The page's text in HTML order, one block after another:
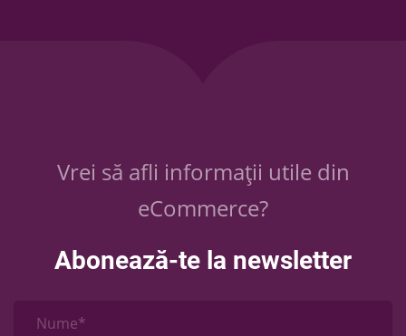
Vrei să afli informații utile din
eCommerce?
Abonează-te la newsletter
Nume*